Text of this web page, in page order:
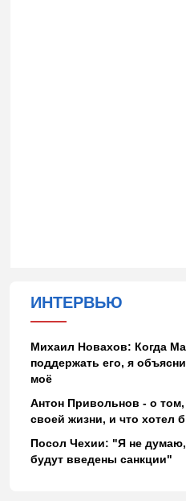
ИНТЕРВЬЮ
Михаил Новахов: Когда
поддержать его, я
моё
Антон Привольнов - о том,
своей жизни, и что хотел
Посол Чехии: "Я не
будут введены санкции"